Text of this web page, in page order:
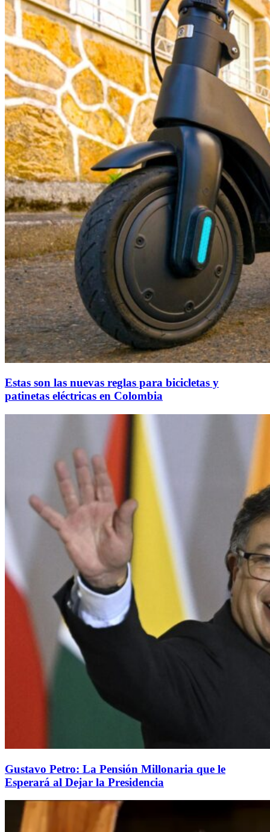
Estas son las nuevas reglas para bicicletas y
patinetas eléctricas en Colombia
Gustavo Petro: La Pensión Millonaria que le
Esperará al Dejar la Presidencia